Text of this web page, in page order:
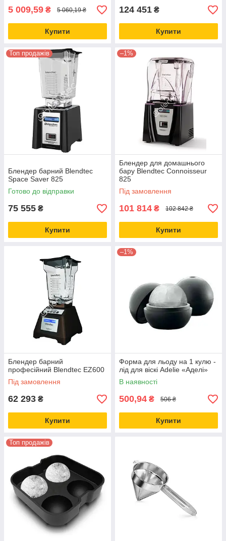
5 009,59 ₴ 5 060,19 ₴
Купити
124 451 ₴
Купити
Топ продажів
Блендер барний Blendtec
Space Saver 825
Готово до відправки
75 555 ₴
Купити
–1%
Блендер для домашнього
бару Blendtec Connoisseur
825
Під замовлення
101 814 ₴ 102 842 ₴
Купити
Блендер барний
професійний Blendtec EZ600
Під замовлення
62 293 ₴
Купити
–1%
Форма для льоду на 1 кулю -
лід для віскі Adelie «Аделі»
В наявності
500,94 ₴ 506 ₴
Купити
Топ продажів